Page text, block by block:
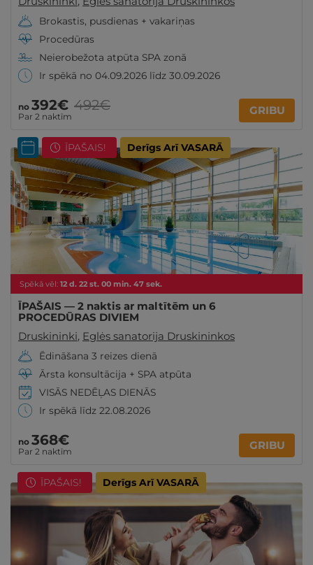
Brokastis, pusdienas + vakariņas
Procedūras
Neierobežota atpūta SPA zonā
Ir spēkā no 04.09.2026 līdz 30.09.2026
no 392€
Par 2 naktīm
492€ GRIBU
Spēkā vēl: 12 d. 22 st. 00 min. 46 sek.
ĪPAŠAIS! Derīgs Arī VASARĀ
ĪPAŠAIS — 2 naktis ar maltītēm un 6
PROCEDŪRAS DIVIEM
Druskininki, Eglės sanatorija Druskininkos
Ēdināšana 3 reizes dienā
Ārsta konsultācija + SPA atpūta
VISĀS NEDĒĻAS DIENĀS
Ir spēkā līdz 22.08.2026
no 368€
Par 2 naktīm GRIBU
ĪPAŠAIS! Derīgs Arī VASARĀ